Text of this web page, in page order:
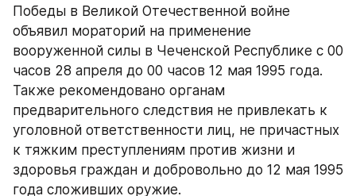
Победы в Великой Отечественной войне
объявил мораторий на применение
вооруженной силы в Чеченской Республике с 00
часов 28 апреля до 00 часов 12 мая 1995 года.
Также рекомендовано органам
предварительного следствия не привлекать к
уголовной ответственности лиц, не причастных
к тяжким преступлениям против жизни и
здоровья граждан и добровольно до 12 мая 1995
года сложивших оружие.